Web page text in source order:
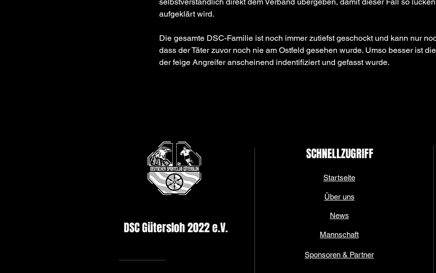
aufgeklärt wird.
Die gesamte DSC-Familie ist noch immer zutiefst geschockt und kann nur
dass der Täter zuvor noch nie am Ostfeld gesehen wurde. Umso besser ist
der feige Angreifer anscheinend indentifiziert und gefasst wurde.
SCHNELLZUGRIFF
DSC Gütersloh 2022 e.V.
Startseite
Über uns
News
Mannschaft
Sponsoren & Partner